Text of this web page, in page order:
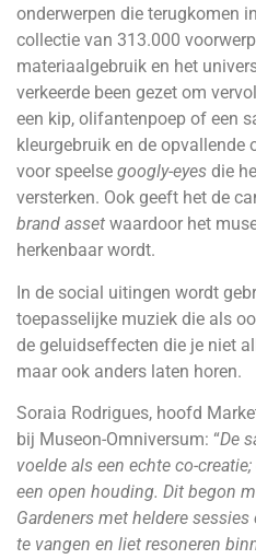
onderwerpen die terugkomen
collectie van 313.000
materiaalgebruik en het
verkeerde been gezet om
een kip, olifantenpoep of een
kleurgebruik en de opvallende
voor speelse googly-eyes die
versterken. Ook geeft het de
brand asset waardoor het
herkenbaar wordt.
In de social uitingen wordt
toepasselijke muziek die als
de geluidseffecten die je niet
maar ook anders laten horen.
Soraia Rodrigues, hoofd
bij Museon-Omniversum: “De
voelde als een echte co-
een open houding. Dit begon
Gardeners met heldere
te vangen en liet resoneren